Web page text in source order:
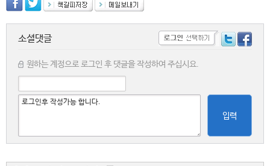
소셜댓글
원하는 계정으로 로그인 후 댓글을 작성하여 주십시요.
입력